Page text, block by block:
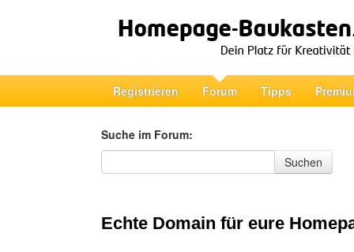
Registrieren Forum Tipps
Suche im Forum:
Suche im Forum
Suchen
Echte Domain für eure